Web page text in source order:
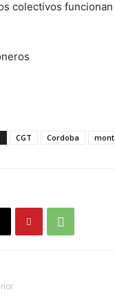
colectivos
CGT Cordoba